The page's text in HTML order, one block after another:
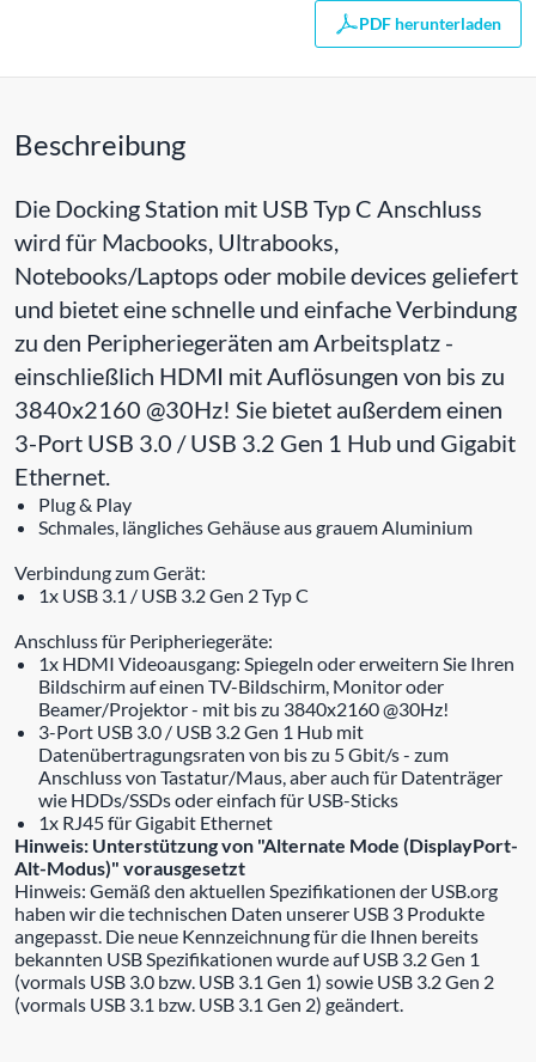
PDF herunterladen
Beschreibung
Die Docking Station mit USB Typ C Anschluss
wird für Macbooks, Ultrabooks,
Notebooks/Laptops oder mobile devices geliefert
und bietet eine schnelle und einfache Verbindung
zu den Peripheriegeräten am Arbeitsplatz -
einschließlich HDMI mit Auflösungen von bis zu
3840x2160 @30Hz! Sie bietet außerdem einen
3-Port USB 3.0 / USB 3.2 Gen 1 Hub und Gigabit
Ethernet.
Plug & Play
Schmales, längliches Gehäuse aus grauem Aluminium
Verbindung zum Gerät:
1x USB 3.1 / USB 3.2 Gen 2 Typ C
Anschluss für Peripheriegeräte:
1x HDMI Videoausgang: Spiegeln oder erweitern Sie Ihren
Bildschirm auf einen TV-Bildschirm, Monitor oder
Beamer/Projektor - mit bis zu 3840x2160 @30Hz!
3-Port USB 3.0 / USB 3.2 Gen 1 Hub mit
Datenübertragungsraten von bis zu 5 Gbit/s - zum
Anschluss von Tastatur/Maus, aber auch für Datenträger
wie HDDs/SSDs oder einfach für USB-Sticks
1x RJ45 für Gigabit Ethernet
Hinweis: Unterstützung von "Alternate Mode (DisplayPort-
Alt-Modus)" vorausgesetzt
Hinweis: Gemäß den aktuellen Spezifikationen der USB.org
haben wir die technischen Daten unserer USB 3 Produkte
angepasst. Die neue Kennzeichnung für die Ihnen bereits
bekannten USB Spezifikationen wurde auf USB 3.2 Gen 1
(vormals USB 3.0 bzw. USB 3.1 Gen 1) sowie USB 3.2 Gen 2
(vormals USB 3.1 bzw. USB 3.1 Gen 2) geändert.